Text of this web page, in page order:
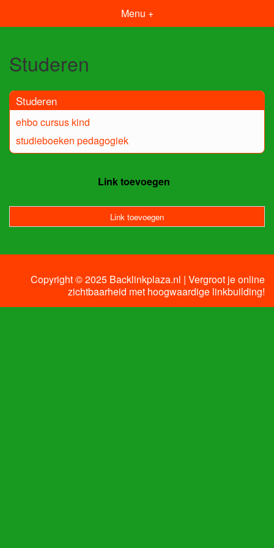
Menu +
Studeren
Studeren
ehbo cursus kind
studieboeken pedagogiek
Link toevoegen
Link toevoegen
Copyright © 2025 Backlinkplaza.nl | Vergroot je online
zichtbaarheid met hoogwaardige linkbuilding!